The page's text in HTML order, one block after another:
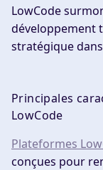
LowCode
développement
stratégique
Principales
LowCode
Plateformes
conçues pour